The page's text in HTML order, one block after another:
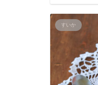
すいか